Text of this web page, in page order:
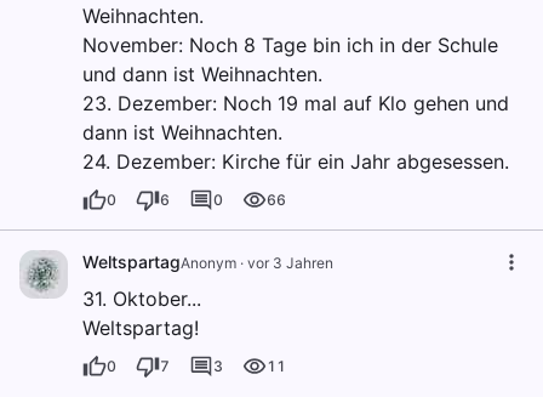
Weihnachten.
November: Noch 8 Tage bin ich in der Schule
und dann ist Weihnachten.
23. Dezember: Noch 19 mal auf Klo gehen und
dann ist Weihnachten.
24. Dezember: Kirche für ein Jahr abgesessen.
0 6 0 66
WeltspartagAnonym · vor 3 Jahren
31. Oktober...
Weltspartag!
0 7 3 11